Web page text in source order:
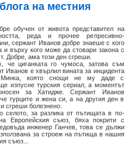
на местния
обучен от живота представител на
реда и прочее репресивно-
сержант Иванов добре знаеше с кого
и върху кого може да стовари закона с
Добре, ама този ден сгреши.
циганката го чумоса, затова съм
Иванов е хвърлил вината за инцидента
която снощи не му даде с
изпусне турския сериал, а моментът
за Хатидже. Сержант Иванов
турците и жена си, а на другия ден в
сгреши болезнено.
за разлика от пътищата в по-
Европейския съюз, бяха покрити с
инженер Ганчев, това се дължи
за строеж на пътища в нашия
съюз...